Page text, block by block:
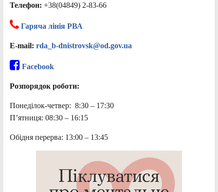
Телефон: +38(04849) 2-83-66
Гаряча лінія РВА
E-mail: rda_b-dnistrovsk@od.gov.ua
Facebook
Розпорядок роботи:
Понеділок-четвер: 8:30 – 17:30
П’ятниця: 08:30 – 16:15
Обідня перерва: 13:00 – 13:45